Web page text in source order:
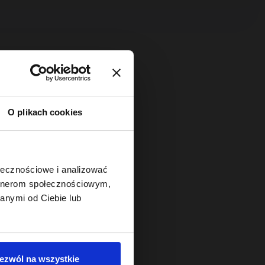
O plikach cookies
i analizować
społecznościowym,
od Ciebie lub
na wszystkie